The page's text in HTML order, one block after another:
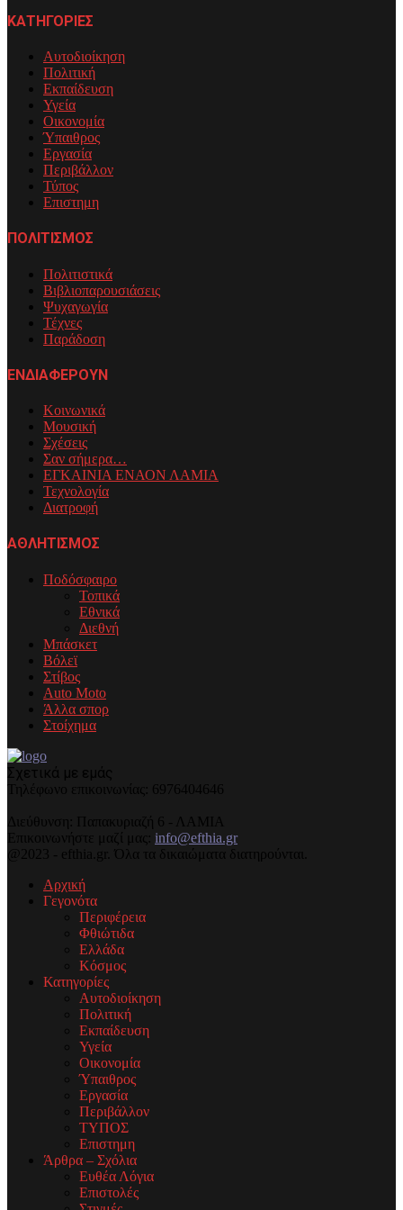
ΚΑΤΗΓΟΡΙΕΣ
Αυτοδιοίκηση
Πολιτική
Εκπαίδευση
Υγεία
Οικονομία
Ύπαιθρος
Εργασία
Περιβάλλον
Τύπος
Επιστημη
ΠΟΛΙΤΙΣΜΟΣ
Πολιτιστικά
Βιβλιοπαρουσιάσεις
Ψυχαγωγία
Τέχνες
Παράδοση
ΕΝΔΙΑΦΕΡΟΥΝ
Κοινωνικά
Μουσική
Σχέσεις
Σαν σήμερα…
ΕΓΚΑΙΝΙΑ ΕΝΑΟΝ ΛΑΜΙΑ
Τεχνολογία
Διατροφή
ΑΘΛΗΤΙΣΜΟΣ
Ποδόσφαιρο
Τοπικά
Εθνικά
Διεθνή
Μπάσκετ
Βόλεϊ
Στίβος
Auto Moto
Άλλα σπορ
Στοίχημα
Σχετικά με εμάς
Τηλέφωνo επικοινωνίας: 6976404646
Διεύθυνση: Παπακυριαζή 6 - ΛΑΜΙΑ
Επικοινωνήστε μαζί μας: info@efthia.gr
@2023 - efthia.gr. Όλα τα δικαιώματα διατηρούνται.
Αρχική
Γεγονότα
Περιφέρεια
Φθιώτιδα
Ελλάδα
Κόσμος
Κατηγορίες
Αυτοδιοίκηση
Πολιτική
Εκπαίδευση
Υγεία
Οικονομία
Ύπαιθρος
Εργασία
Περιβάλλον
ΤΥΠΟΣ
Επιστημη
Άρθρα – Σχόλια
Ευθέα Λόγια
Επιστολές